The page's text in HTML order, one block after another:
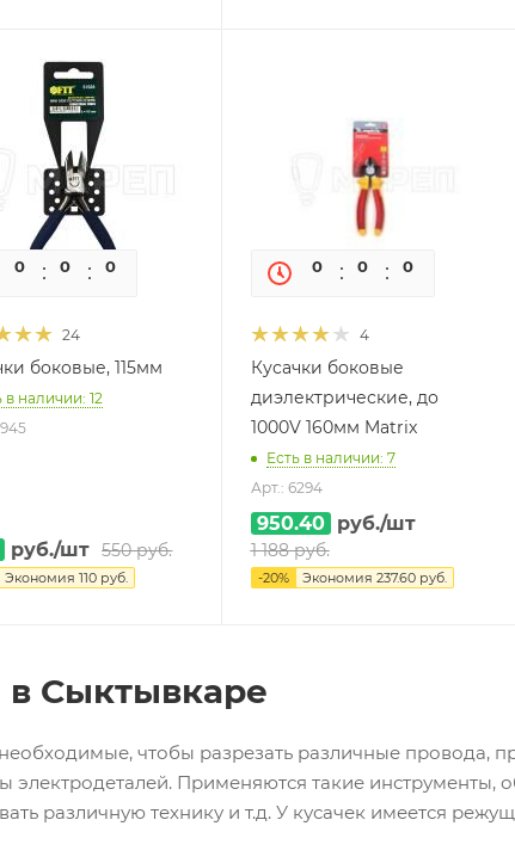
0 0 0
24
боковые, 115мм
в наличии: 12
руб./шт 550руб.
Экономия110 руб.
0 0 0
4
Кусачки боковые
диэлектрические, до
1000V 160мм Matrix
Есть в наличии: 7
Арт.: 6294
950.40 руб./шт
1 188руб.
-20% Экономия 237.60руб.
в Сыктывкаре
чтобы разрезать различные провода,
электродеталей. Применяются такие инструменты,
различную технику и т.д. У кусачек имеется